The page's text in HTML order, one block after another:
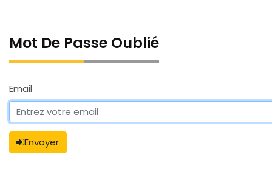
Mot De Passe Oublié
Email
Envoyer